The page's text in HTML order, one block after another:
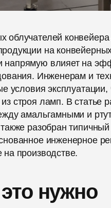
облучателей
на
влияет на
Инженерам и
условия
строя ламп. В статье
амальгамными и
разобран
инженерное
на производстве.
нужно